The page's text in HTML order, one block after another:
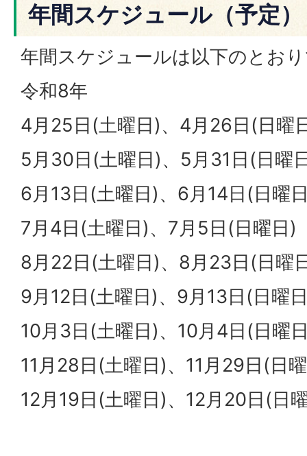
年間スケジュール（予定）
年間スケジュールは以下のとお
令和8年
4月25日(土曜日)、4月26日(日曜
5月30日(土曜日)、5月31日(日曜
6月13日(土曜日)、6月14日(日曜
7月4日(土曜日)、7月5日(日曜日)
8月22日(土曜日)、8月23日(日曜
9月12日(土曜日)、9月13日(日曜
10月3日(土曜日)、10月4日(日曜
11月28日(土曜日)、11月29日(日
12月19日(土曜日)、12月20日(日